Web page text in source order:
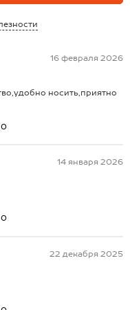
16 февраля 2026
носить,приятно
0
14 января 2026
0
22 декабря 2025